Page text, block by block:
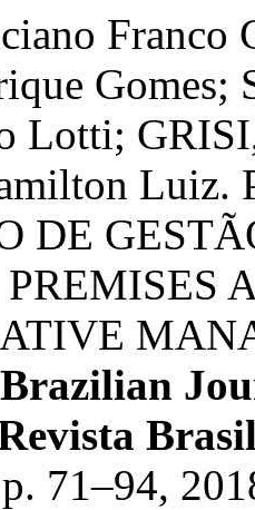
Franco
Gomes;
Lotti;
Luiz.
DE
PREMISES
Brazilian
71–94,